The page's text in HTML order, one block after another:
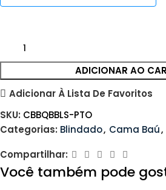
ADICIONAR AO
Adicionar À Lista De Favoritos
SKU: CBBQBBLS-PTO
Categorias: Blindado, Cama Baú,
Compartilhar:
Você também pode